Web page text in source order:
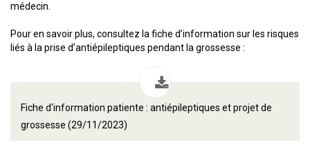
médecin.
Pour en savoir plus, consultez la fiche d’information sur les risques
liés à la prise d’antiépileptiques pendant la grossesse :
Fiche d'information patiente : antiépileptiques et projet de
grossesse (29/11/2023)